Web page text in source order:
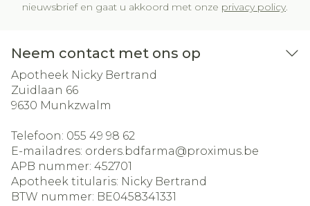
nieuwsbrief en gaat u akkoord met onze privacy policy.
Neem contact met ons op
Apotheek Nicky Bertrand
Zuidlaan 66
9630 Munkzwalm
Telefoon: 055 49 98 62
E-mailadres: orders.bdfarma@proximus.be
APB nummer: 452701
Apotheek titularis: Nicky Bertrand
BTW nummer: BE0458341331